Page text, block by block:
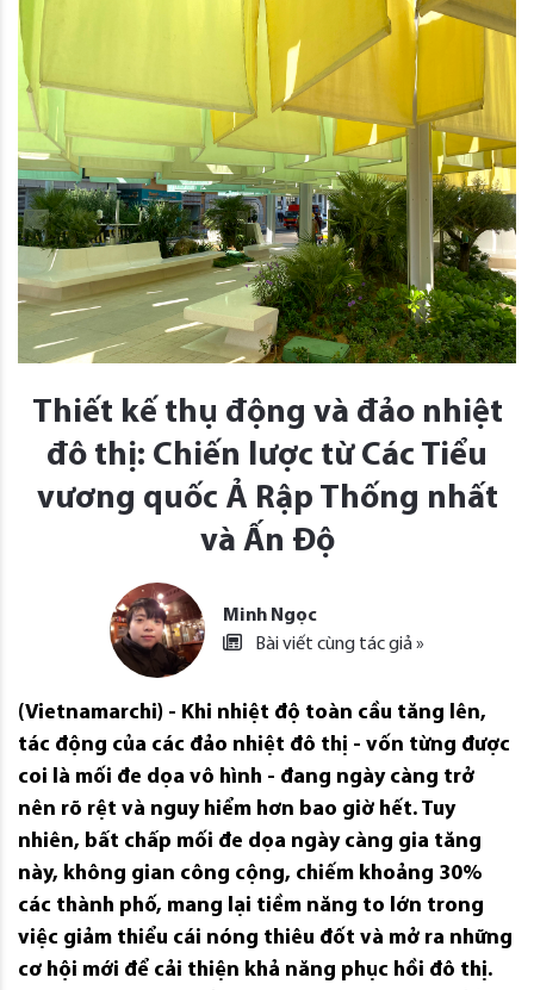
Thiết kế thụ động và đảo nhiệt
đô thị: Chiến lược từ Các Tiểu
vương quốc Ả Rập Thống nhất
và Ấn Độ
Minh Ngọc
Bài viết cùng tác giả »
(Vietnamarchi) - Khi nhiệt độ toàn cầu tăng lên,
tác động của các đảo nhiệt đô thị - vốn từng được
coi là mối đe dọa vô hình - đang ngày càng trở
nên rõ rệt và nguy hiểm hơn bao giờ hết. Tuy
nhiên, bất chấp mối đe dọa ngày càng gia tăng
này, không gian công cộng, chiếm khoảng 30%
các thành phố, mang lại tiềm năng to lớn trong
việc giảm thiểu cái nóng thiêu đốt và mở ra những
cơ hội mới để cải thiện khả năng phục hồi đô thị.